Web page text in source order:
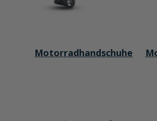
Motorradhandschuhe